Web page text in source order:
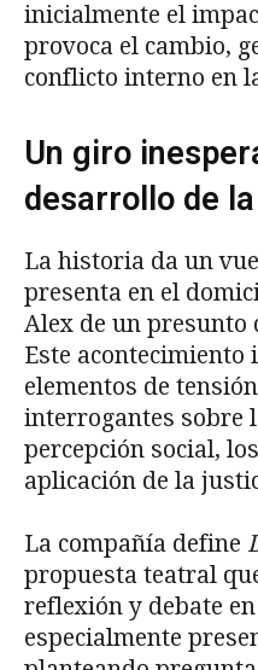
inicialmente el
provoca el cambio,
conflicto interno en
Un giro
desarrollo de
La historia da un
presenta en el
Alex de un presunto
Este acontecimiento
elementos de
interrogantes sobre
percepción social,
aplicación de la
La compañía define
propuesta teatral
reflexión y debate
especialmente